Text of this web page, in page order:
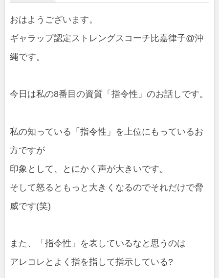
おはようございます。
ギャラップ認定ストレングスコーチ比嘉律子@沖
縄です。
今日は私の8番目の資質「指令性」のお話しです。
私の知っている「指令性」を上位にもっているお
方ですが
印象として、とにかく声が大きいです。
そして怒るともっと大きくなるのでそれだけで脅
威です(笑)
また、「指令性」を表しているなと思うのは
アレコレとよく指を指して指示している?